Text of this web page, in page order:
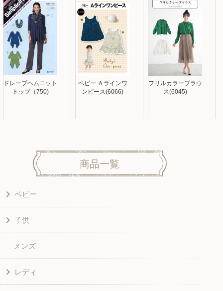
ドレープヘムニット
トップ（750)
ベビー Ａラインワ
ンピース(6066)
フリルカラーブラウ
ス(6045)
商品一覧
ベビー
洋服
和風衣類
グッズ
子供
ワンピース
シャツ・ブラウス
メンズ
レディ